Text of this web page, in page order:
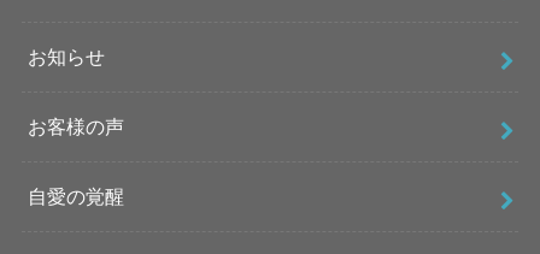
お知らせ
お客様の声
自愛の覚醒